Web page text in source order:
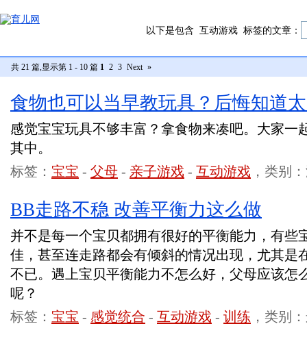
以下是包含 互动游戏 标签的文章：
共 21 篇,显示第 1 - 10 篇 1 2 3 Next »
食物也可以当早教玩具？后悔知道
感觉宝宝玩具不够丰富？拿食物来凑吧。大家一
其中。
标签： 宝宝 - 父母 - 亲子游戏 - 互动游戏 ，类别
BB走路不稳 改善平衡力这么做
并不是每一个宝贝都拥有很好的平衡能力，有些
佳，甚至连走路都会有倾斜的情况出现，尤其是
不已。遇上宝贝平衡能力不怎么好，父母应该怎
呢？
标签： 宝宝 - 感觉统合 - 互动游戏 - 训练 ，类别